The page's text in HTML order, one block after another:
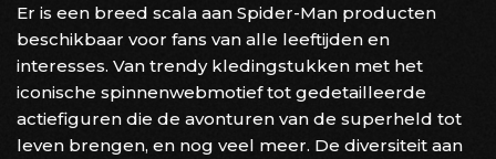
Er is een breed scala aan Spider-Man producten
beschikbaar voor fans van alle leeftijden en
interesses. Van trendy kledingstukken met het
iconische spinnenwebmotief tot gedetailleerde
actiefiguren die de avonturen van de superheld tot
leven brengen, en nog veel meer. De diversiteit aan